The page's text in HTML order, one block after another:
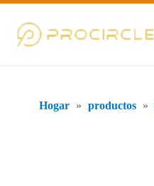
Hogar » productos »